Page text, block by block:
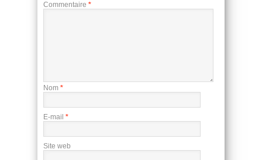
Commentaire *
Nom *
E-mail *
Site web